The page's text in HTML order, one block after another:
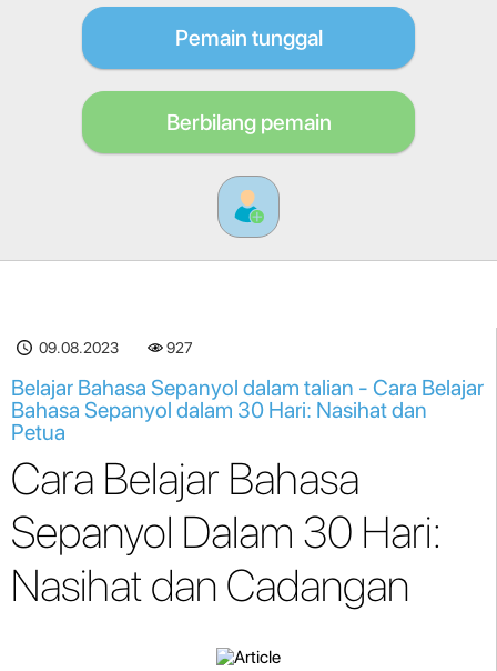
Pemain tunggal
Berbilang pemain
09.08.2023 927
Belajar Bahasa Sepanyol dalam talian - Cara Belajar
Bahasa Sepanyol dalam 30 Hari: Nasihat dan
Petua
Cara Belajar Bahasa
Sepanyol Dalam 30 Hari:
Nasihat dan Cadangan